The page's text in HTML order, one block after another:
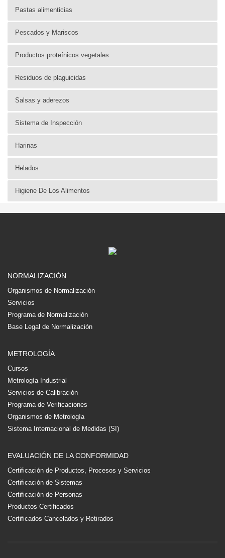
Pastas alimenticias
Pescados y Mariscos
Productos proteínicos vegetales
Residuos de plaguicidas
Salsas y aderezos
Sistema de Inspección
Harinas
Helados
Higiene De Los Alimentos
NORMALIZACIÓN
Organismos de Normalización
Servicios
Programa de Normalización
Base Legal de Normalización
METROLOGÍA
Cursos
Metrología Industrial
Servicios de Calibración
Programa de Verificaciones
Organismos de Metrología
Sistema Internacional de Medidas (SI)
EVALUACIÓN DE LA CONFORMIDAD
Certificación de Productos, Procesos y Servicios
Certificación de Sistemas
Certificación de Personas
Productos Certificados
Certificados Cancelados y Retirados